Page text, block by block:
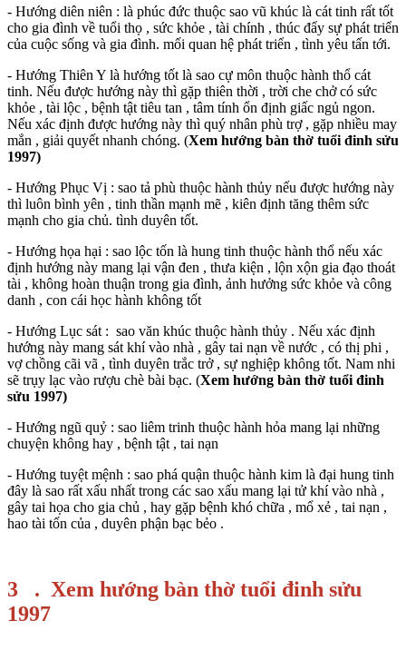
- Hướng diên niên : là phúc đức thuộc sao vũ khúc là cát tinh rất tốt
cho gia đình về tuổi thọ , sức khỏe , tài chính , thúc đẩy sự phát triển
của cuộc sống và gia đình. mối quan hệ phát triển , tình yêu tấn tới.
- Hướng Thiên Y là hướng tốt là sao cự môn thuộc hành thổ cát
tinh. Nếu được hướng này thì gặp thiên thời , trời che chở có sức
khỏe , tài lộc , bệnh tật tiêu tan , tâm tính ổn định giấc ngủ ngon.
Nếu xác định được hướng này thì quý nhân phù trợ , gặp nhiều may
mắn , giải quyết nhanh chóng. (Xem hướng bàn thờ tuổi đinh sửu
1997)
- Hướng Phục Vị : sao tả phù thuộc hành thủy nếu được hướng này
thì luôn bình yên , tinh thần mạnh mẽ , kiên định tăng thêm sức
mạnh cho gia chủ. tình duyên tốt.
- Hướng họa hại : sao lộc tốn là hung tinh thuộc hành thổ nếu xác
định hướng này mang lại vận đen , thưa kiện , lộn xộn gia đạo thoát
tài , không hoàn thuận trong gia đình, ảnh hưởng sức khỏe và công
danh , con cái học hành không tốt
- Hướng Lục sát : sao văn khúc thuộc hành thủy . Nếu xác định
hướng này mang sát khí vào nhà , gây tai nạn về nước , có thị phi ,
vợ chồng cãi vã , tình duyên trắc trở , sự nghiệp không tốt. Nam nhi
sẽ trụy lạc vào rượu chè bài bạc. (Xem hướng bàn thờ tuổi đinh
sửu 1997)
- Hướng ngũ quỷ : sao liêm trinh thuộc hành hỏa mang lại những
chuyện không hay , bệnh tật , tai nạn
- Hướng tuyệt mệnh : sao phá quận thuộc hành kim là đại hung tinh
đây là sao rất xấu nhất trong các sao xấu mang lại tử khí vào nhà ,
gây tai họa cho gia chủ , hay gặp bệnh khó chữa , mổ xẻ , tai nạn ,
hao tài tốn của , duyên phận bạc bẻo .
3 . Xem hướng bàn thờ tuổi đinh sửu
1997